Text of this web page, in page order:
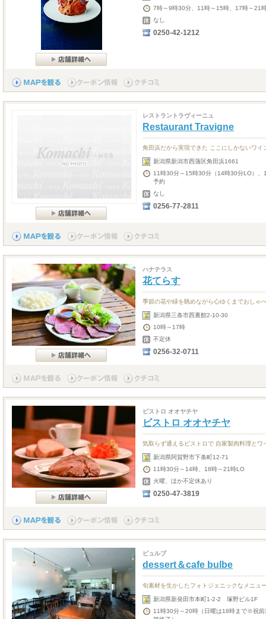
7時～9時30分、11時～15時、17時～21
なし
0250-42-1212
レストラントラヴィーニュ
Restaurant Travigne
角田浜だから実現できた ここにしかないワイ
新潟県新潟市西蒲区角田浜1661
11時30分～15時30分（14時30分LO）
予約
なし
0256-77-2811
ハナテラス
花てらす
季節の花や緑を眺めながら心ゆくまでおしゃ
新潟県三条市西裏館2-10-30
10時～17時
不定休
0256-32-0711
ビストロ オオヤチヤ
ビストロ オオヤチヤ
気取らず通えるビストロで 自家製肉料理とワ
新潟県阿賀野市下条町12-71
11時30分～14時、18時～21時LO
火曜、ほか不定休あり
0250-47-3819
ビュルブ
dessert＆cafe bulbe
旬素材を生かしたフォトジェニックなメニュ
新潟県新発田市本町1-2-2 塚野ビル1F
11時30分～20時（日曜は18時まで※祝